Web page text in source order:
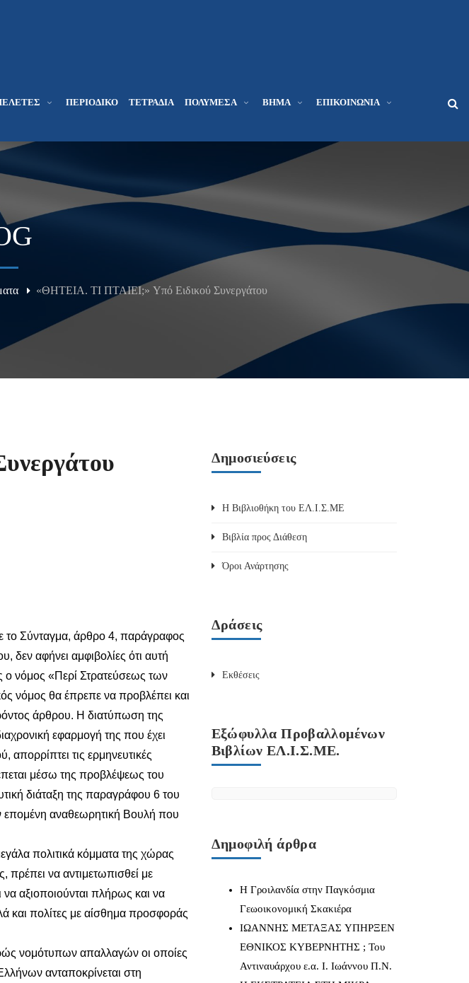
ΠΕΡΙΟΔΙΚΌ ΤΕΤΡΆΔΙΑ ΠΟΛΥΜΈΣΑ ΒΉΜΑ ΕΠΙΚΟΙΝΩΝΊΑ
«ΘΗΤΕΙΑ. ΤΙ ΠΤΑΙΕΙ;» Yπό Ειδικού Συνεργάτου
Σύνταγμα, άρθρο 4, παράγραφος
δεν αφήνει αμφιβολίες ότι αυτή
νόμος «Περί Στρατεύσεως των
νόμος θα έπρεπε να προβλέπει και
άρθρου. Η διατύπωση της
εφαρμογή της που έχει
τις ερμηνευτικές
μέσω της προβλέψεως του
διάταξη της παραγράφου 6 του
επομένη αναθεωρητική Βουλή που
πολιτικά κόμματα της χώρας
πρέπει να αντιμετωπισθεί με
αξιοποιούνται πλήρως και να
και πολίτες με αίσθημα προσφοράς
νομότυπων απαλλαγών οι οποίες
ανταποκρίνεται στη
Δημοσιεύσεις
Η Βιβλιοθήκη του ΕΛ.Ι.Σ.ΜΕ
Βιβλία προς Διάθεση
Όροι Ανάρτησης
Δράσεις
Εκθέσεις
Εξώφυλλα Προβαλλομένων
Βιβλίων ΕΛ.Ι.Σ.ΜΕ.
Δημοφιλή άρθρα
Η Γροιλανδία στην Παγκόσμια
Γεωοικονομική Σκακιέρα
IΩΑΝΝΗΣ ΜΕΤΑΞΑΣ YΠΗΡΞΕΝ
ΕΘΝΙΚΟΣ ΚΥΒΕΡΝΗΤΗΣ ; Του
Αντιναυάρχου ε.α. Ι. Ιωάννου Π.Ν.